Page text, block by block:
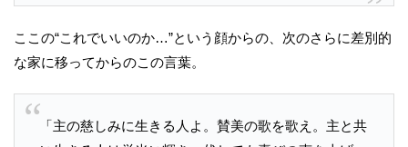
ここの“これでいいのか…”という顔からの、次のさらに差別的
な家に移ってからのこの言葉。
「主の慈しみに生きる人よ。賛美の歌を歌え。主と共